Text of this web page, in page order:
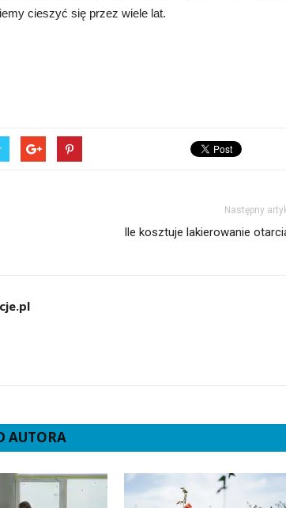
cieszyć się przez wiele lat.
Następny
Ile kosztuje lakierowanie
AUTORA